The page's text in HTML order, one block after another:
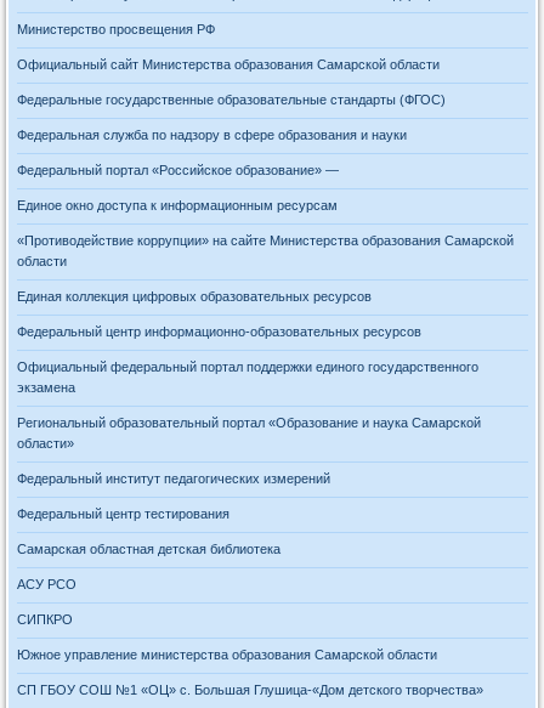
Министерство просвещения РФ
Официальный сайт Министерства образования Самарской области
Федеральные государственные образовательные стандарты (ФГОС)
Федеральная служба по надзору в сфере образования и науки
Федеральный портал «Российское образование» —
Единое окно доступа к информационным ресурсам
«Противодействие коррупции» на сайте Министерства образования Самарской
области
Единая коллекция цифровых образовательных ресурсов
Федеральный центр информационно-образовательных ресурсов
Официальный федеральный портал поддержки единого государственного
экзамена
Региональный образовательный портал «Образование и наука Самарской
области»
Федеральный институт педагогических измерений
Федеральный центр тестирования
Самарская областная детская библиотека
АСУ РСО
СИПКРО
Южное управление министерства образования Самарской области
СП ГБОУ СОШ №1 «ОЦ» с. Большая Глушица-«Дом детского творчества»